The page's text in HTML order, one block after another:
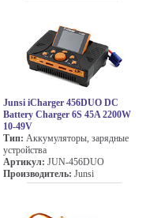
Junsi iCharger 456DUO DC
Battery Charger 6S 45A 2200W
10-49V
Тип: Аккумуляторы, зарядные
устройства
Артикул: JUN-456DUO
Производитель: Junsi